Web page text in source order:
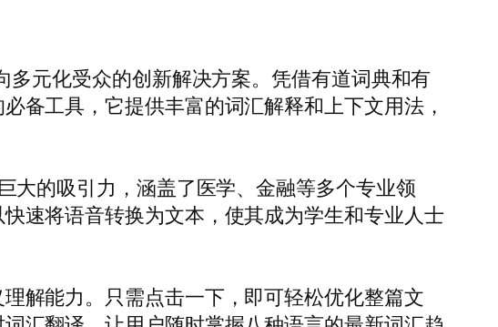
元化受众的创新解决方案。凭借有道词典和有
备工具，它提供丰富的词汇解释和上下文用法，
大的吸引力，涵盖了医学、金融等多个专业领
速将语音转换为文本，使其成为学生和专业人士
解能力。只需点击一下，即可轻松优化整篇文